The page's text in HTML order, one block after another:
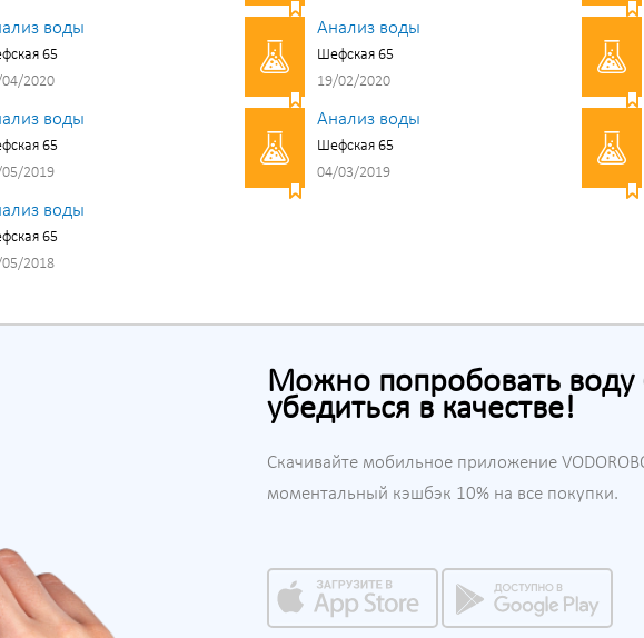
воды
65
2020
Анализ воды
Шефская 65
19/02/2020
воды
65
2019
Анализ воды
Шефская 65
04/03/2019
воды
65
2018
Можно попробовать воду
убедиться в качестве!
Скачивайте мобильное приложение
моментальный кэшбэк 10% на все покупки.